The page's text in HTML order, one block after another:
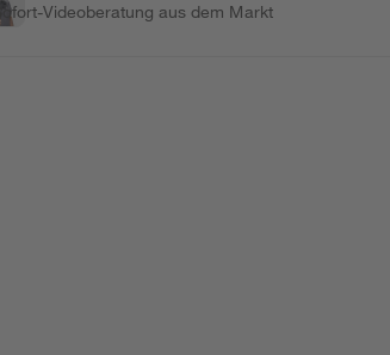
Sofort-Videoberatung aus dem Markt